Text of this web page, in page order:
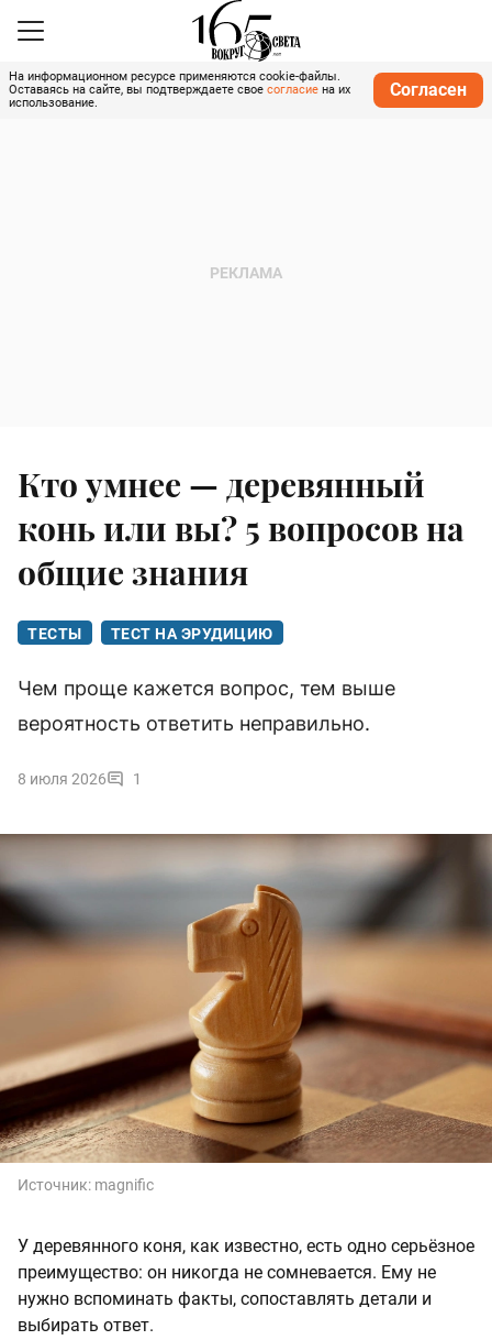
На информационном ресурсе применяются cookie-файлы.
Оставаясь на сайте, вы подтверждаете свое согласие на их
использование.
Согласен
Кто умнее — деревянный
конь или вы? 5 вопросов на
общие знания
ТЕСТЫ ТЕСТ НА ЭРУДИЦИЮ
Чем проще кажется вопрос, тем выше
вероятность ответить неправильно.
8 июля 2026 1
Источник: magnific
У деревянного коня, как известно, есть одно серьёзное
преимущество: он никогда не сомневается. Ему не
нужно вспоминать факты, сопоставлять детали и
выбирать ответ.